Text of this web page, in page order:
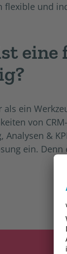
flexible und
eine
als ein
von
Analysen &
ein.